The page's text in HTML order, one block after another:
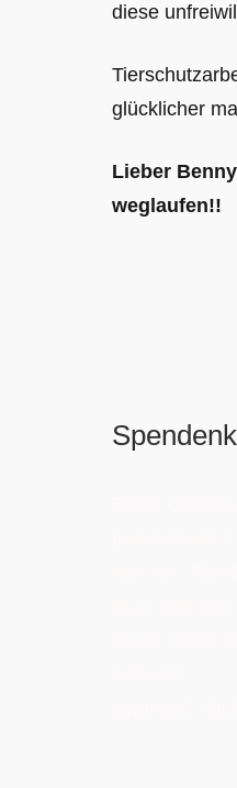
diese
glücklicher
Lieber
weglaufen!!